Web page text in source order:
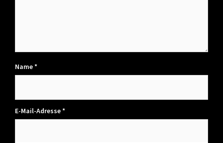
Name*
E-Mail-Adresse*